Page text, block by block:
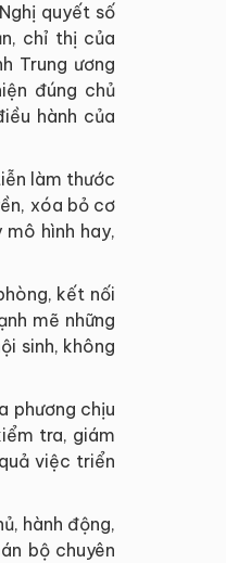
quyết số
chỉ thị của
Trung ương
đúng chủ
hành của
làm thước
xóa bỏ cơ
hình hay,
kết nối
mẽ những
sinh, không
phương chịu
tra, giám
việc triển
hành động,
bộ chuyên